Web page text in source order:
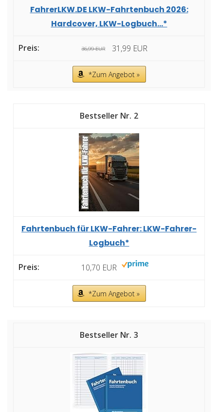
FahrerLKW.DE LKW-Fahrtenbuch 2026:
Hardcover, LKW-Logbuch...*
36,99 EUR 31,99 EUR
*Zum Angebot »
2
Fahrtenbuch für LKW-Fahrer: LKW-Fahrer-
Logbuch*
10,70 EUR
*Zum Angebot »
3